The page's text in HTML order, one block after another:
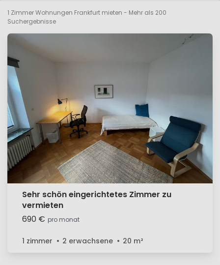
1 Zimmer Wohnungen Frankfurt mieten - Mehr als 200
Suchergebnisse
Sehr schön eingerichtetes Zimmer zu
vermieten
690 € pro monat
1 zimmer 2 erwachsene 20 m²